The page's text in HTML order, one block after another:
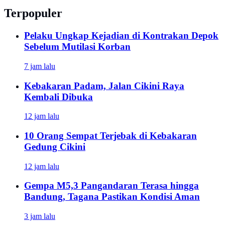
Terpopuler
Pelaku Ungkap Kejadian di Kontrakan Depok
Sebelum Mutilasi Korban
7 jam lalu
Kebakaran Padam, Jalan Cikini Raya
Kembali Dibuka
12 jam lalu
10 Orang Sempat Terjebak di Kebakaran
Gedung Cikini
12 jam lalu
Gempa M5,3 Pangandaran Terasa hingga
Bandung, Tagana Pastikan Kondisi Aman
3 jam lalu